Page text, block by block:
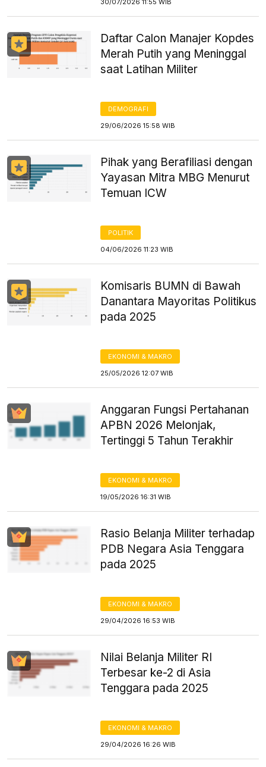
30/07/2026 11:55 WIB
Daftar Calon Manajer Kopdes
Merah Putih yang Meninggal
saat Latihan Militer
DEMOGRAFI
29/06/2026 15:58 WIB
Pihak yang Berafiliasi dengan
Yayasan Mitra MBG Menurut
Temuan ICW
POLITIK
04/06/2026 11:23 WIB
Komisaris BUMN di Bawah
Danantara Mayoritas Politikus
pada 2025
EKONOMI & MAKRO
25/05/2026 12:07 WIB
Anggaran Fungsi Pertahanan
APBN 2026 Melonjak,
Tertinggi 5 Tahun Terakhir
EKONOMI & MAKRO
19/05/2026 16:31 WIB
Rasio Belanja Militer terhadap
PDB Negara Asia Tenggara
pada 2025
EKONOMI & MAKRO
29/04/2026 16:53 WIB
Nilai Belanja Militer RI
Terbesar ke-2 di Asia
Tenggara pada 2025
EKONOMI & MAKRO
29/04/2026 16:26 WIB